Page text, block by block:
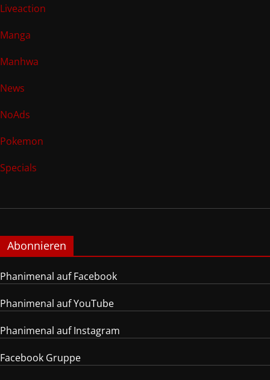
Liveaction
Manga
Manhwa
News
NoAds
Pokemon
Specials
Abonnieren
Phanimenal auf Facebook
Phanimenal auf YouTube
Phanimenal auf Instagram
Facebook Gruppe